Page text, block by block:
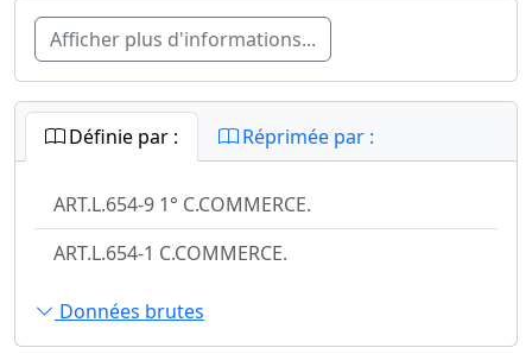
Afficher plus d'informations...
Définie par : Réprimée par :
ART.L.654-9 1° C.COMMERCE.
ART.L.654-1 C.COMMERCE.
Données brutes